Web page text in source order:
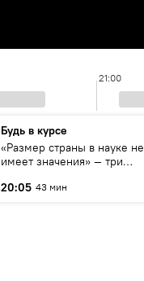
21:00
Будь в курсе
«Размер страны в науке не
имеет значения» — три
России и Кыргызстана в
20:05 43 мин